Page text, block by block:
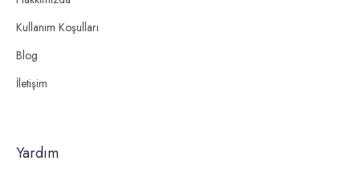
Kullanım Koşulları
Blog
İletişim
Yardım